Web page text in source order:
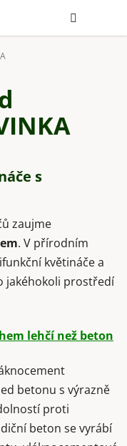
s
zaujme
. V přírodním
květináče a
jakéhokoli prostředí
lehčí než beton
betonu s výrazně
proti
beton se vyrábí